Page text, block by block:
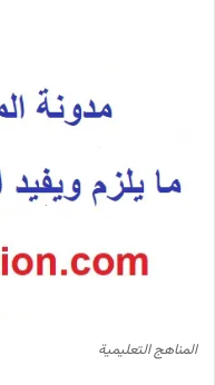
المناهج التعليمية